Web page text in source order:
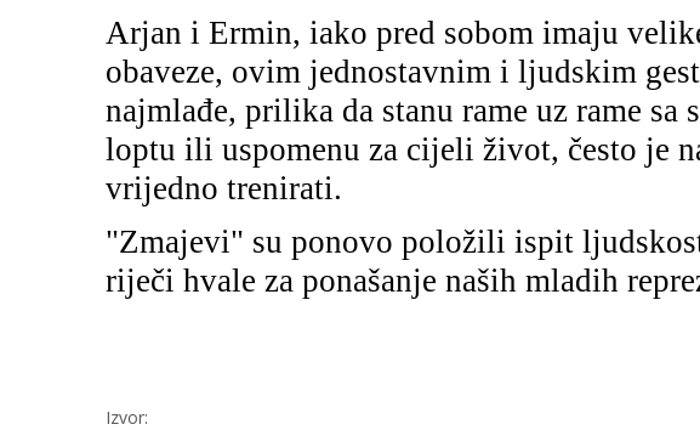
Arjan i Ermin, iako pred sobom imaju
obaveze, ovim jednostavnim i ljudskim
najmlađe, prilika da stanu rame uz rame
loptu ili uspomenu za cijeli život, često je
vrijedno trenirati.
"Zmajevi" su ponovo položili ispit
riječi hvale za ponašanje naših mladih
Izvor: